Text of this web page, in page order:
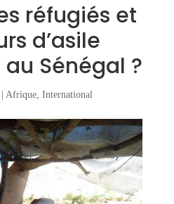
réfugiés et
d’asile
Sénégal ?
Afrique, International